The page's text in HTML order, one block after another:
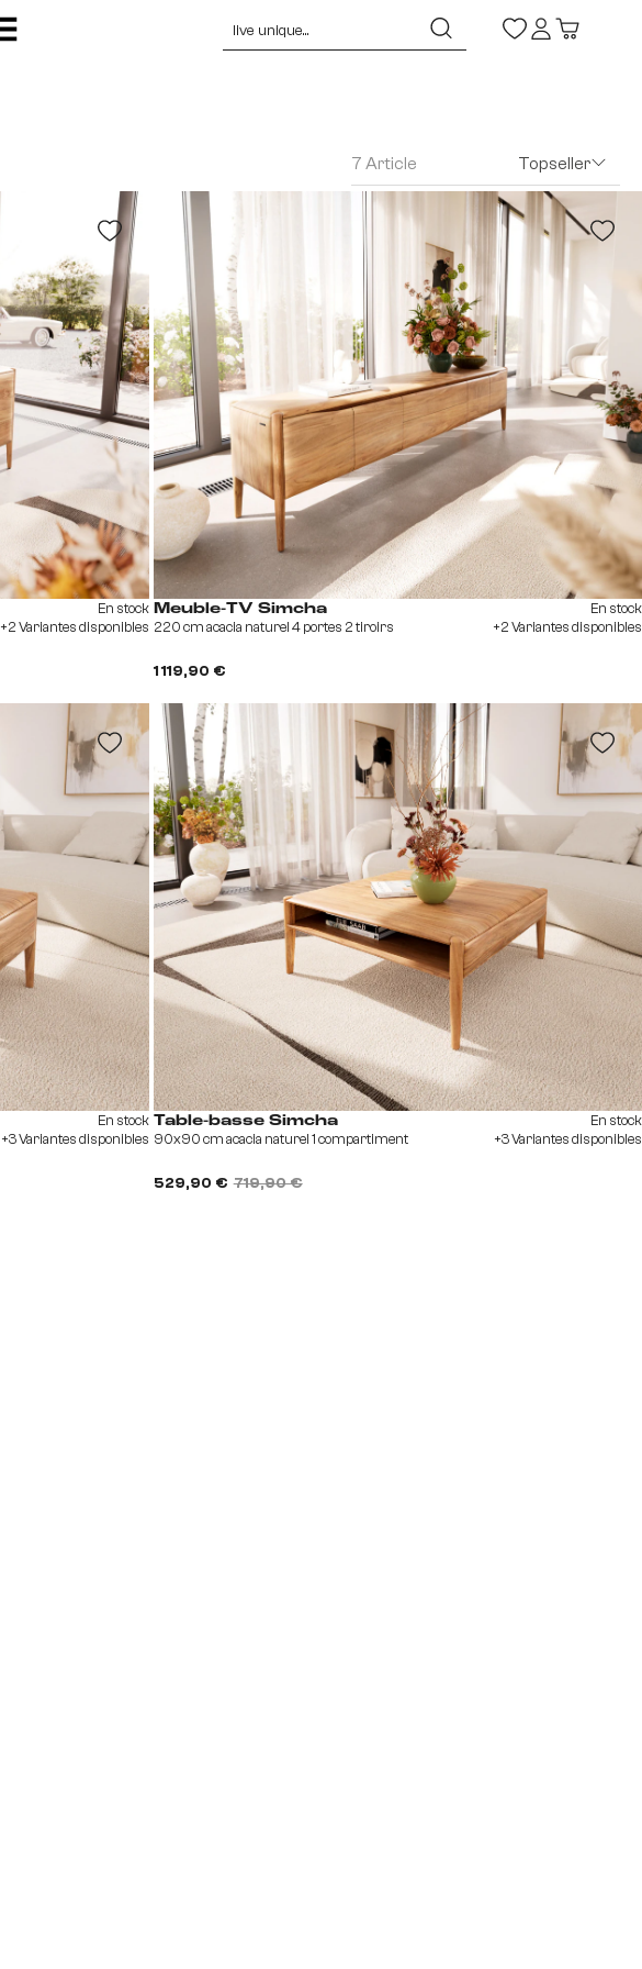
7 Article Topseller
En stock
+2 Variantes disponibles
Meuble-TV Simcha
220 cm acacia naturel 4 portes 2 tiroirs
1 119,90 €
En stock
+2 Variantes disponibles
En stock
+3 Variantes disponibles
Table-basse Simcha
90x90 cm acacia naturel 1 compartiment
529,90 € 719,90 €
En stock
+3 Variantes disponibles